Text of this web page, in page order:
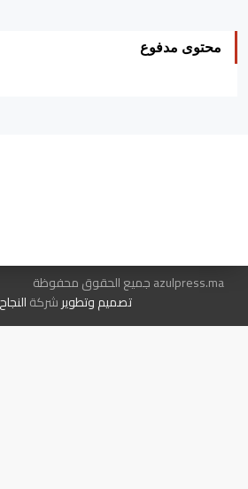
محتوى مدفوع
azulpress.ma جميع الحقوق محفوظة
تصميم وتطويرشركة